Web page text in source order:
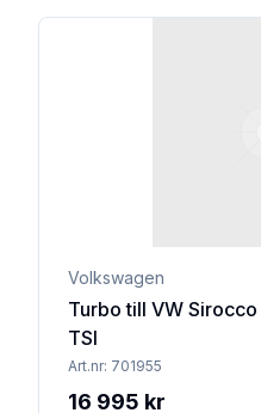
Volkswagen
Turbo till VW
TSI
Art.nr: 701955
16 995 kr